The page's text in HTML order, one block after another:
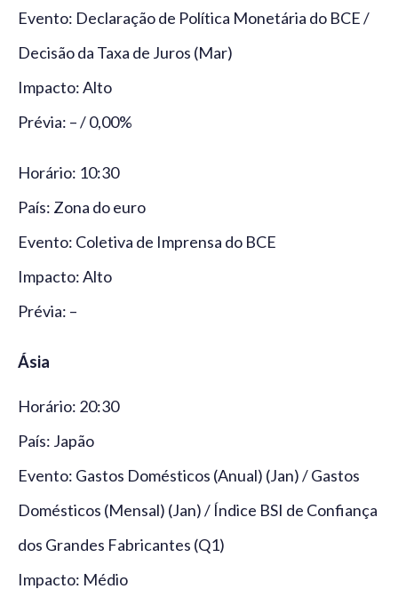
Evento: Declaração de Política Monetária do BCE /
Decisão da Taxa de Juros (Mar)
Impacto: Alto
Prévia: – / 0,00%
Horário: 10:30
País: Zona do euro
Evento: Coletiva de Imprensa do BCE
Impacto: Alto
Prévia: –
Ásia
Horário: 20:30
País: Japão
Evento: Gastos Domésticos (Anual) (Jan) / Gastos
Domésticos (Mensal) (Jan) / Índice BSI de Confiança
dos Grandes Fabricantes (Q1)
Impacto: Médio